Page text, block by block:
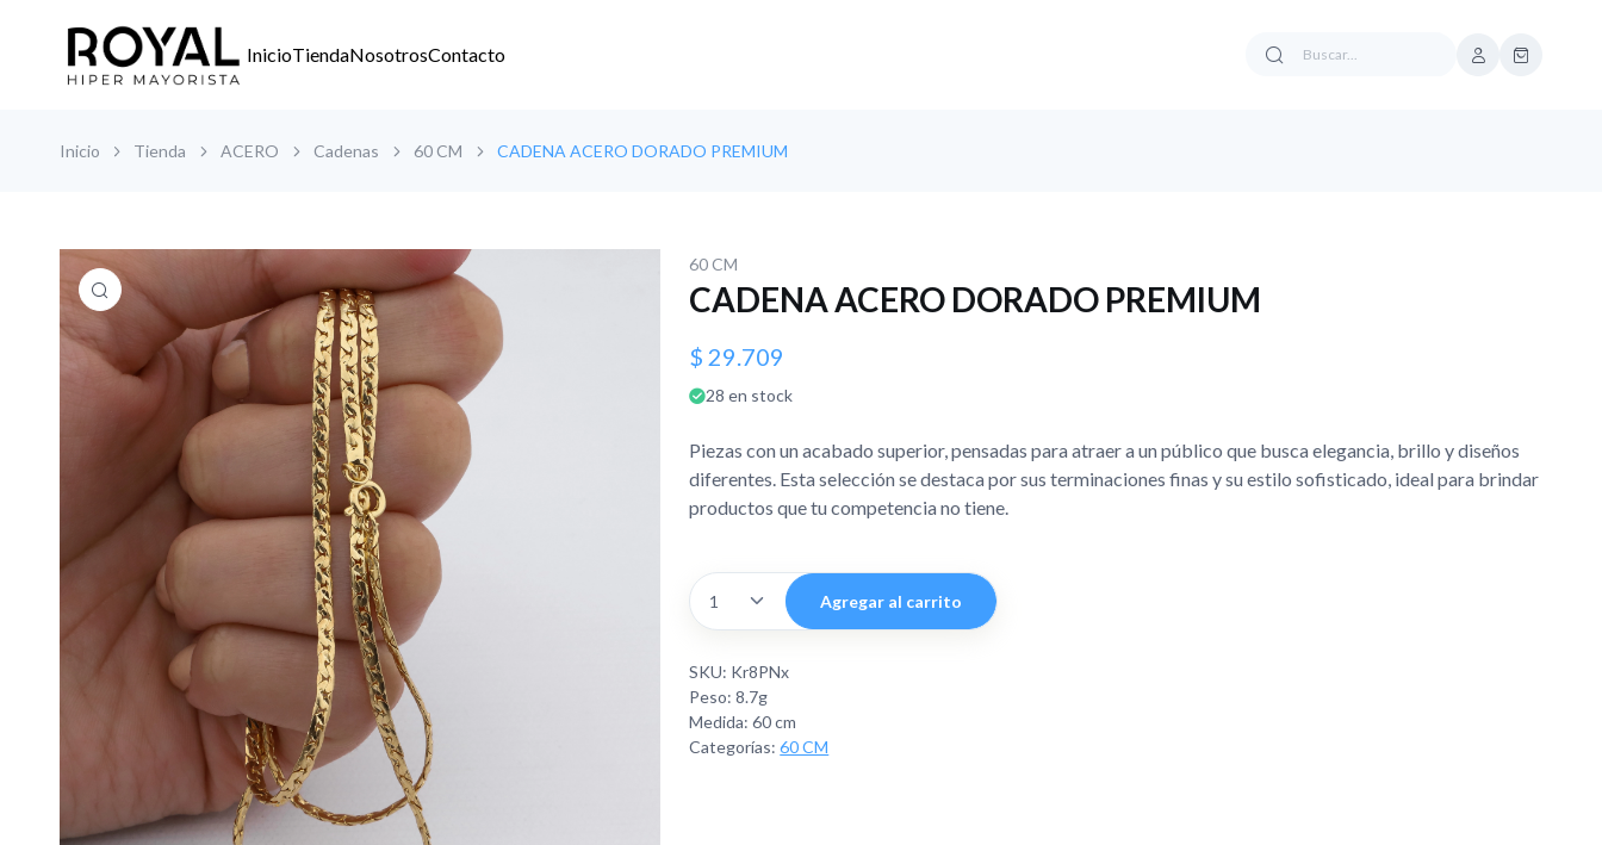
InicioTiendaNosotrosContacto
Inicio Tienda ACERO Cadenas 60 CM CADENA ACERO DORADO PREMIUM
60 CM
CADENA ACERO DORADO PREMIUM
$ 29.709
28 en stock
Piezas con un acabado superior, pensadas para atraer a un público que busca elegancia, brillo y diseños
diferentes. Esta selección se destaca por sus terminaciones finas y su estilo sofisticado, ideal para brindar
productos que tu competencia no tiene.
Agregar al carrito
SKU: Kr8PNx
Peso: 8.7g
Medida: 60 cm
Categorías:60 CM